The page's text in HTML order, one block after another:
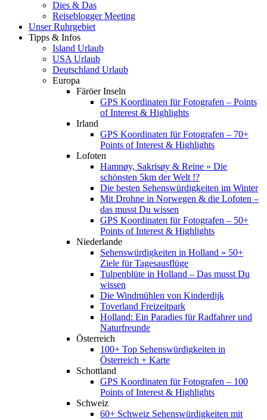
Dies & Das
Reiseblogger Meeting
Unser Ruhrgebiet
Tipps & Infos
Island Urlaub
USA Urlaub
Deutschland Urlaub
Europa
Färöer Inseln
GPS Koordinaten für Fotografen – Points
of Interest & Highlights
Irland
GPS Koordinaten für Fotografen – 70+
Points of Interest & Highlights
Lofoten
Hamnøy, Sakrisøy & Reine » Die
schönsten 5km der Welt !?
Die besten Sehenswürdigkeiten im Winter
Mit Drohne in Norwegen & die Lofoten –
das musst Du wissen
GPS Koordinaten für Fotografen – 50+
Points of Interest & Highlights
Niederlande
Sehenswürdigkeiten in Holland » 50+
Ziele für Tagesausflüge
Tulpenblüte in Holland – Das musst Du
wissen
Die Windmühlen von Kinderdijk
Toverland Freizeitpark
Holland: Ein Paradies für Radfahrer und
Naturfreunde
Österreich
100+ Top Sehenswürdigkeiten in
Österreich + Karte
Schottland
GPS Koordinaten für Fotografen – 100
Points of Interest & Highlights
Schweiz
60+ Schweiz Sehenswürdigkeiten mit